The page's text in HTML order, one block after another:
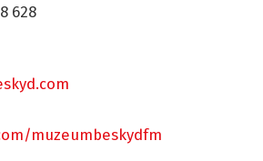
628
muzeumbeskydfm